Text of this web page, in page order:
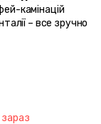
камінацій
– все зручно